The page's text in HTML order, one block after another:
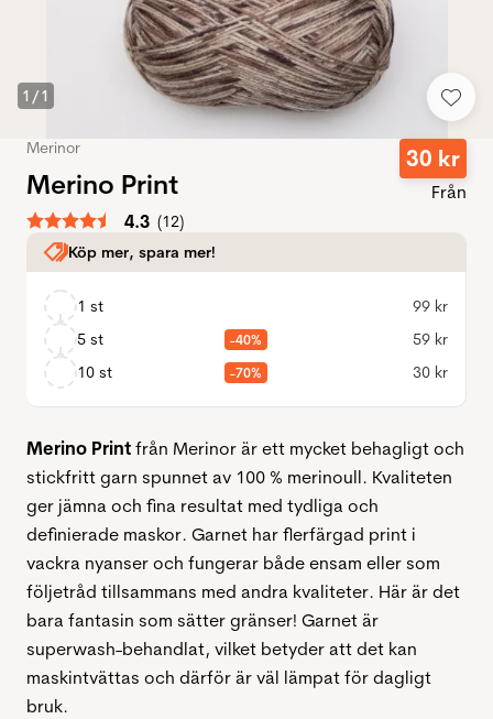
1 /1
Merinor
Merino Print
Snittbetyg:
4.3 (röster:
12)
30 kr
Från
Köp mer, spara mer!
1 st 99 kr
5 st
-40% 59 kr
10 st
-70% 30 kr
Merino Print från Merinor är ett mycket behagligt och
stickfritt garn spunnet av 100 % merinoull. Kvaliteten
ger jämna och fina resultat med tydliga och
definierade maskor. Garnet har flerfärgad print i
vackra nyanser och fungerar både ensam eller som
följetråd tillsammans med andra kvaliteter. Här är det
bara fantasin som sätter gränser! Garnet är
superwash-behandlat, vilket betyder att det kan
maskintvättas och därför är väl lämpat för dagligt
bruk.